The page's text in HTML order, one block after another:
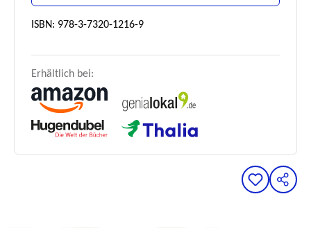
ISBN: 978-3-7320-1216-9
Erhältlich bei: